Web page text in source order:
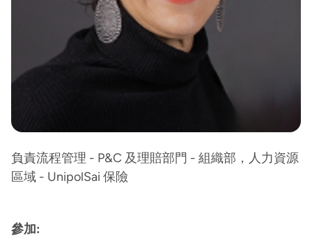
負責流程管理 - P&C 及理賠部門 - 組織部，人力資源
區域 - UnipolSai 保險
參加: